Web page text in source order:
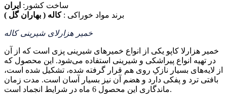
ساخت کشور: ایران
برند مواد خوراکی :کاله ( بهاران گل )
خمیر هزارلای شیرینی کاله
خمیر هزارلا کاپو یکی از انواع خمیرهای شیرینی پزی است که از آن
در تهیه انواع پیراشکی و شیرینی استفاده می‌شود. این محصول که
از لایه‌های بسیار نازکِ روی هم قرار گرفته شده، تشکیل شده است،
بافتی ترد و پفکی دارد و هضم آن نیز بسیار آسان است. مدت زمان
ماندگاری این محصول 6 ماه در شرایط انجماد است.